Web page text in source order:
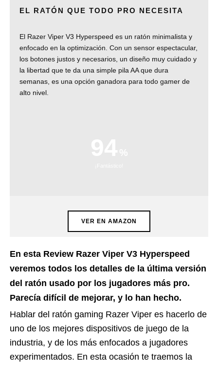
EL RATÓN QUE TODO PRO NECESITA
El Razer Viper V3 Hyperspeed es un ratón minimalista y
enfocado en la optimización. Con un sensor espectacular,
los botones justos y necesarios, un diseño muy cuidado y
la libertad que te da una simple pila AA que dura
semanas, es una opción ganadora para todo gamer de
alto nivel.
VER EN AMAZON
En esta Review Razer Viper V3 Hyperspeed
veremos todos los detalles de la última versión
del ratón usado por los jugadores más pro.
Parecía difícil de mejorar, y lo han hecho.
Hablar del ratón gaming Razer Viper es hacerlo de
uno de los mejores dispositivos de juego de la
industria, y de los más enfocados a jugadores
experimentados. En esta ocasión te traemos la